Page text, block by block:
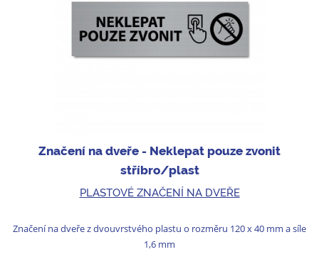
Značení na dveře - Neklepat pouze zvonit
stříbro/plast
PLASTOVÉ ZNAČENÍ NA DVEŘE
Značení na dveře z dvouvrstvého plastu o rozměru 120 x 40 mm a síle
1,6 mm